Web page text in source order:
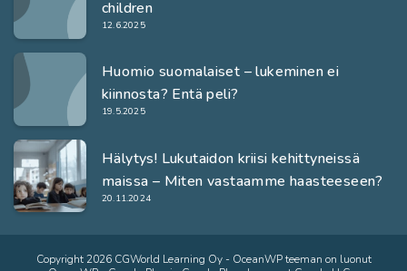
children
12.6.2025
Huomio suomalaiset – lukeminen ei
kiinnosta? Entä peli?
19.5.2025
Hälytys! Lukutaidon kriisi kehittyneissä
maissa – Miten vastaamme haasteeseen?
20.11.2024
Copyright 2026 CGWorld Learning Oy - OceanWP teeman on luonut